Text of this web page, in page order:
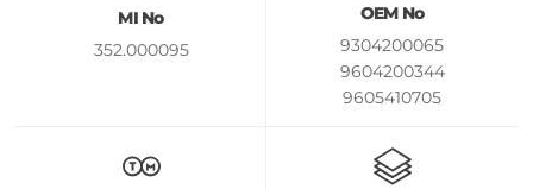
MI No
352.000095
OEM No
9304200065
9604200344
9605410705